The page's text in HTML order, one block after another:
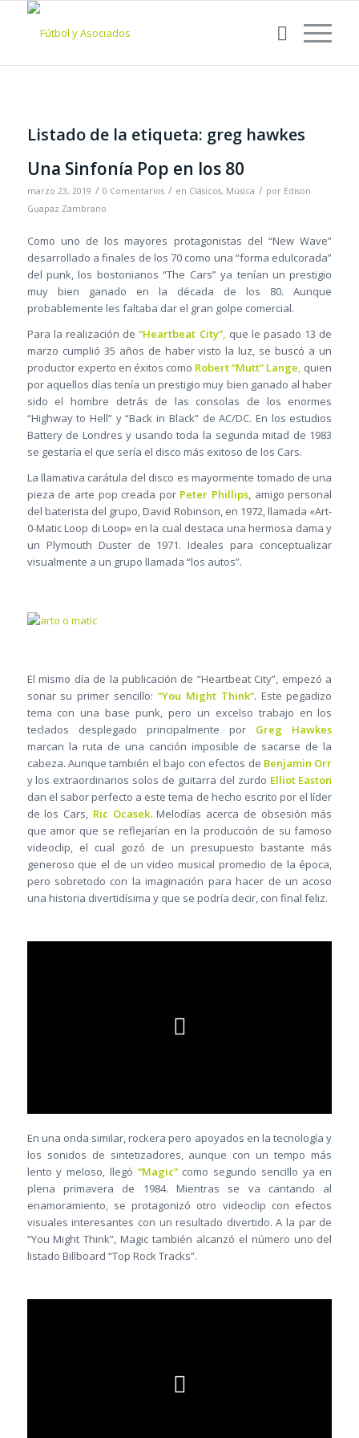
Listado de la etiqueta: greg hawkes
Una Sinfonía Pop en los 80
marzo 23, 2019 / 0 Comentarios / en Clásicos, Música / por Edison
Guapaz Zambrano
Como uno de los mayores protagonistas del “New Wave”
desarrollado a finales de los 70 como una “forma edulcorada”
del punk, los bostonianos “The Cars” ya tenían un prestigio
muy bien ganado en la década de los 80. Aunque
probablemente les faltaba dar el gran golpe comercial.
Para la realización de “Heartbeat City”, que le pasado 13 de
marzo cumplió 35 años de haber visto la luz, se buscó a un
productor experto en éxitos como Robert “Mutt” Lange, quien
por aquellos días tenía un prestigio muy bien ganado al haber
sido el hombre detrás de las consolas de los enormes
“Highway to Hell” y “Back in Black” de AC/DC. En los estudios
Battery de Londres y usando toda la segunda mitad de 1983
se gestaría el que sería el disco más exitoso de los Cars.
La llamativa carátula del disco es mayormente tomado de una
pieza de arte pop creada por Peter Phillips, amigo personal
del baterista del grupo, David Robinson, en 1972, llamada «Art-
0-Matic Loop di Loop» en la cual destaca una hermosa dama y
un Plymouth Duster de 1971. Ideales para conceptualizar
visualmente a un grupo llamada “los autos”.
El mismo día de la publicación de “Heartbeat City”, empezó a
sonar su primer sencillo: “You Might Think”. Este pegadizo
tema con una base punk, pero un excelso trabajo en los
teclados desplegado principalmente por Greg Hawkes
marcan la ruta de una canción imposible de sacarse de la
cabeza. Aunque también el bajo con efectos de Benjamin Orr
y los extraordinarios solos de guitarra del zurdo Elliot Easton
dan el sabor perfecto a este tema de hecho escrito por el líder
de los Cars, Ric Ocasek.Melodías acerca de obsesión más
que amor que se reflejarían en la producción de su famoso
videoclip, el cual gozó de un presupuesto bastante más
generoso que el de un video musical promedio de la época,
pero sobretodo con la imaginación para hacer de un acoso
una historia divertidísima y que se podría decir, con final feliz.
En una onda similar, rockera pero apoyados en la tecnología y
los sonidos de sintetizadores, aunque con un tempo más
lento y meloso, llegó “Magic”como segundo sencillo ya en
plena primavera de 1984. Mientras se va cantando al
enamoramiento, se protagonizó otro videoclip con efectos
visuales interesantes con un resultado divertido. A la par de
“You Might Think”, Magic también alcanzó el número uno del
listado Billboard “Top Rock Tracks”.